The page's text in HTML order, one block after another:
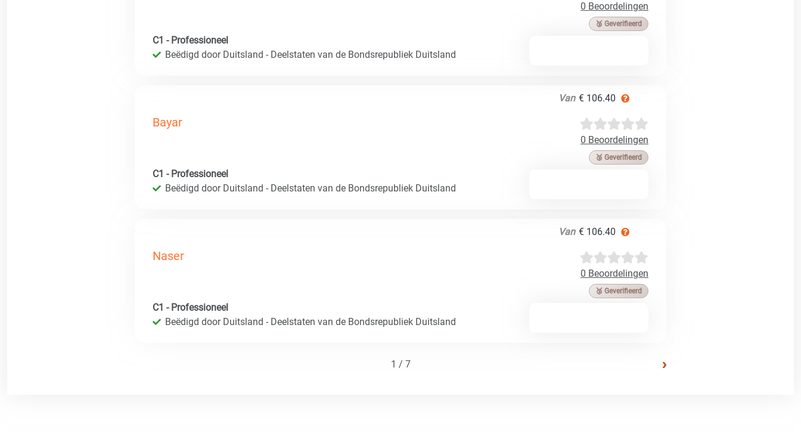
0 Beoordelingen
🥉 Geverifieerd
C1 - Professioneel
Beëdigd door Duitsland - Deelstaten van de Bondsrepubliek Duitsland
Van € 106.40
Bayar
0 Beoordelingen
🥉 Geverifieerd
C1 - Professioneel
Beëdigd door Duitsland - Deelstaten van de Bondsrepubliek Duitsland
Van € 106.40
Naser
0 Beoordelingen
🥉 Geverifieerd
C1 - Professioneel
Beëdigd door Duitsland - Deelstaten van de Bondsrepubliek Duitsland
1 / 7 ›